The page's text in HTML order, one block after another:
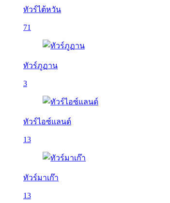
ทัวร์ไต้หวัน
71
ทัวร์ภูฏาน
3
ทัวร์ไอซ์แลนด์
13
ทัวร์มาเก๊า
13